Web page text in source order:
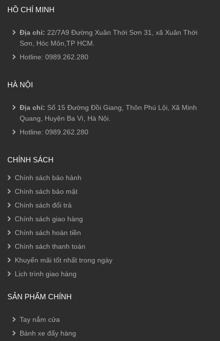
HỒ CHÍ MINH
Địa chỉ: 22/7A9 Đường Xuân Thới Sơn 31, xã Xuân Thới
Sơn, Hóc Môn,TP HCM.
Hotline: 0989.262.280
HÀ NỘI
Địa chỉ: Số 15 Đường Đồi Giang, Thôn Phú Lội, Xã Minh
Quang, Huyện Ba Vì, Hà Nội.
Hotline: 0989.262.280
CHÍNH SÁCH
Chính sách bảo hành
Chính sách bảo mật
Chính sách đổi trả
Chính sách giao hàng
Chính sách hoàn tiền
Chính sách thanh toán
Khuyến mãi tốt nhất trong ngày
Lịch trình giao hàng
SẢN PHẨM CHÍNH
Tay nắm cửa
Bánh xe đẩy hàng